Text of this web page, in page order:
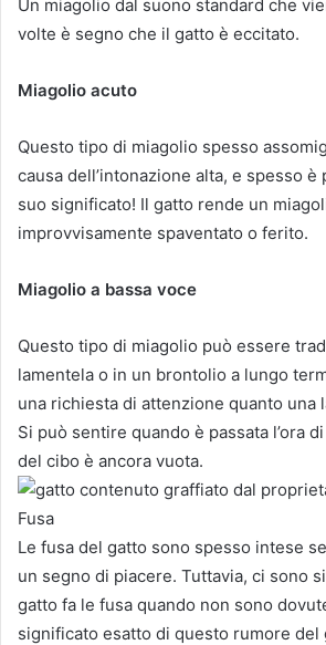
Un miagolio dal suono standard che
volte è segno che il gatto è eccitato.
Miagolio acuto
Questo tipo di miagolio spesso
causa dell’intonazione alta, e spesso
suo significato! Il gatto rende un
improvvisamente spaventato o ferito.
Miagolio a bassa voce
Questo tipo di miagolio può essere
lamentela o in un brontolio a lungo
una richiesta di attenzione quanto una
Si può sentire quando è passata l’ora
del cibo è ancora vuota.
Fusa
Le fusa del gatto sono spesso intese
un segno di piacere. Tuttavia, ci sono
gatto fa le fusa quando non sono
significato esatto di questo rumore del